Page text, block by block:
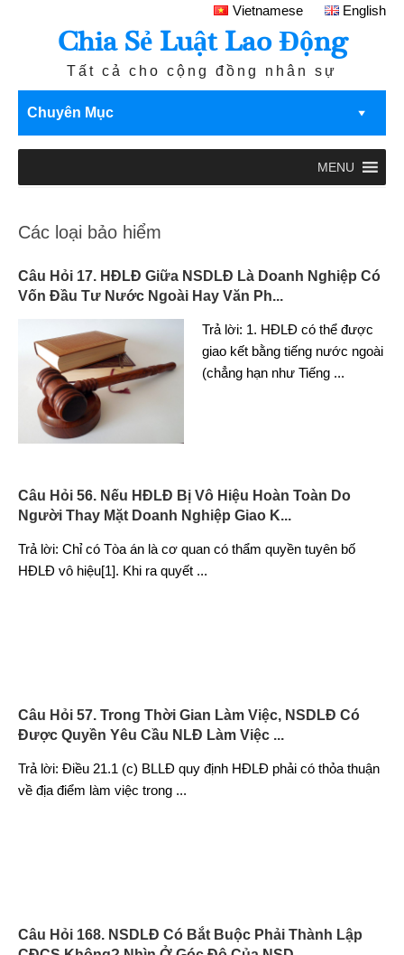
Vietnamese English
Chia Sẻ Luật Lao Động
Tất cả cho cộng đồng nhân sự
Chuyên Mục
MENU
Các loại bảo hiểm
Câu Hỏi 17. HĐLĐ Giữa NSDLĐ Là Doanh Nghiệp Có
Vốn Đầu Tư Nước Ngoài Hay Văn Ph...
Trả lời: 1. HĐLĐ có thể được
giao kết bằng tiếng nước ngoài
(chẳng hạn như Tiếng ...
Câu Hỏi 56. Nếu HĐLĐ Bị Vô Hiệu Hoàn Toàn Do
Người Thay Mặt Doanh Nghiệp Giao K...
Trả lời: Chỉ có Tòa án là cơ quan có thẩm quyền tuyên bố
HĐLĐ vô hiệu[1]. Khi ra quyết ...
Câu Hỏi 57. Trong Thời Gian Làm Việc, NSDLĐ Có
Được Quyền Yêu Cầu NLĐ Làm Việc ...
Trả lời: Điều 21.1 (c) BLLĐ quy định HĐLĐ phải có thỏa thuận
về địa điểm làm việc trong ...
Câu Hỏi 168. NSDLĐ Có Bắt Buộc Phải Thành Lập